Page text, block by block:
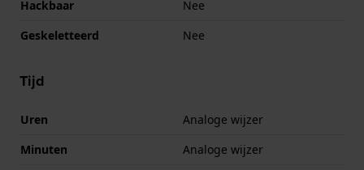
Hackbaar
Nee
Geskeletteerd
Nee
Tijd
Uren
Analoge wijzer
Minuten
Analoge wijzer